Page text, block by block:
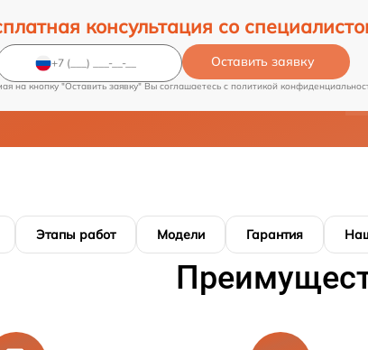
консультация со
Оставить заявку
на кнопку "Оставить заявку" Вы соглашаетесь c политикой
Этапы работ Модели Гарантия